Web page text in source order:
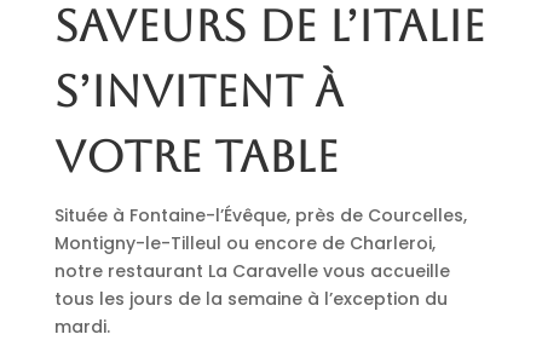
saveurs de l’Italie
s’invitent à
votre table
Située à Fontaine-l’Évêque, près de Courcelles,
Montigny-le-Tilleul ou encore de Charleroi,
notre restaurant La Caravelle vous accueille
tous les jours de la semaine à l’exception du
mardi.